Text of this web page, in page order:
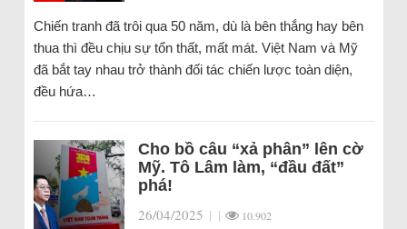
Chiến tranh đã trôi qua 50 năm, dù là bên thắng hay bên
thua thì đều chịu sự tổn thất, mất mát. Việt Nam và Mỹ
đã bắt tay nhau trở thành đối tác chiến lược toàn diện,
đều hứa…
Cho bồ câu “xả phân” lên cờ
Mỹ. Tô Lâm làm, “đầu đất”
phá!
26/04/2025 | | 10.902